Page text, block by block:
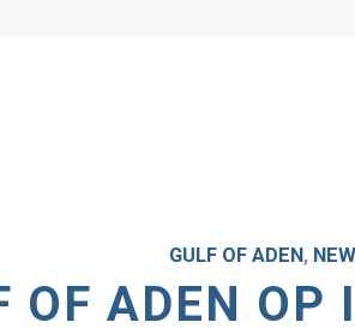
GULF OF ADEN,
OF ADEN OP